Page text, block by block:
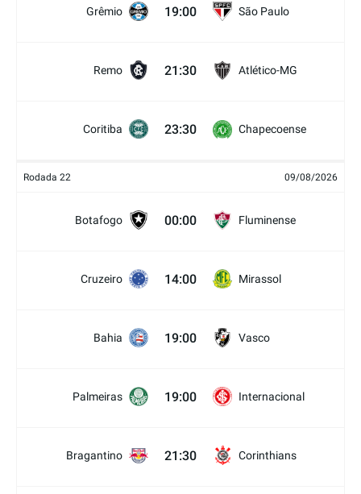
Grêmio 19:00 São Paulo
Remo 21:30 Atlético-MG
Coritiba 23:30 Chapecoense
Rodada 22 09/08/2026
Botafogo 00:00 Fluminense
Cruzeiro 14:00 Mirassol
Bahia 19:00 Vasco
Palmeiras 19:00 Internacional
Bragantino 21:30 Corinthians